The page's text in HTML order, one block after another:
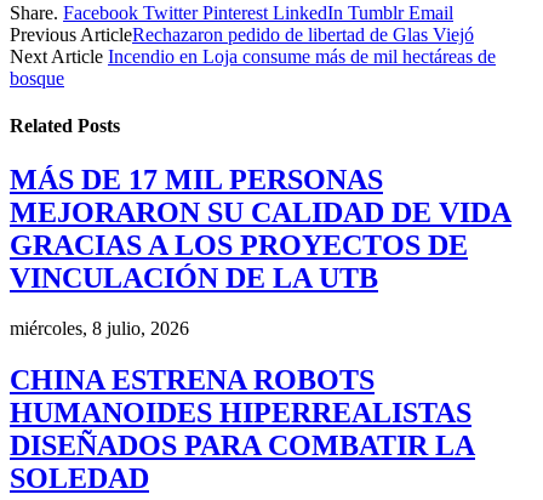
Share. Facebook Twitter Pinterest LinkedIn Tumblr Email
Previous ArticleRechazaron pedido de libertad de Glas Viejó
Next Article Incendio en Loja consume más de mil hectáreas de
bosque
Related Posts
MÁS DE 17 MIL PERSONAS
MEJORARON SU CALIDAD DE VIDA
GRACIAS A LOS PROYECTOS DE
VINCULACIÓN DE LA UTB
miércoles, 8 julio, 2026
CHINA ESTRENA ROBOTS
HUMANOIDES HIPERREALISTAS
DISEÑADOS PARA COMBATIR LA
SOLEDAD